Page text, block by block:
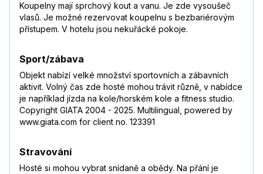
Koupelny mají sprchový kout a vanu. Je zde vysoušeč
vlasů. Je možné rezervovat koupelnu s bezbariérovým
přístupem. V hotelu jsou nekuřácké pokoje.
Sport/zábava
Objekt nabízí velké množství sportovních a zábavních
aktivit. Volný čas zde hosté mohou trávit různě, v nabídce
je například jízda na kole/horském kole a fitness studio.
Copyright GIATA 2004 - 2025. Multilingual, powered by
www.giata.com for client no. 123391
Stravování
Hosté si mohou vybrat snídaně a obědy. Na přání je